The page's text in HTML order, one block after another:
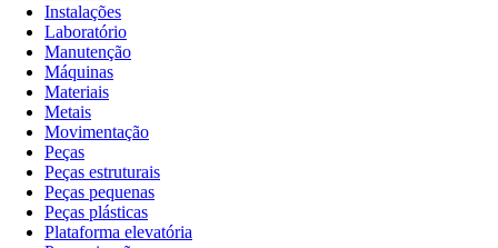
Instalações
Laboratório
Manutenção
Máquinas
Materiais
Metais
Movimentação
Peças
Peças estruturais
Peças pequenas
Peças plásticas
Plataforma elevatória